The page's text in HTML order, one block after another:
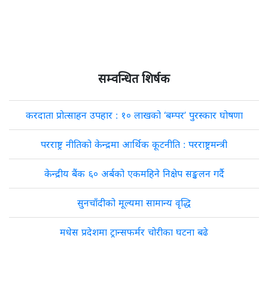
सम्वन्धित शिर्षक
करदाता प्रोत्साहन उपहार : १० लाखको ‘बम्पर’ पुरस्कार घोषणा
परराष्ट्र नीतिको केन्द्रमा आर्थिक कूटनीति : परराष्ट्रमन्त्री
केन्द्रीय बैंक ६० अर्बको एकमहिने निक्षेप सङ्कलन गर्दै
सुनचाँदीको मूल्यमा सामान्य वृद्धि
मधेस प्रदेशमा ट्रान्सफर्मर चोरीका घटना बढे